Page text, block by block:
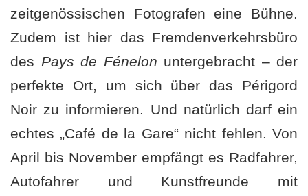
zeitgenössischen Fotografen eine Bühne.
Zudem ist hier das Fremdenverkehrsbüro
des Pays de Fénelon untergebracht – der
perfekte Ort, um sich über das Périgord
Noir zu informieren. Und natürlich darf ein
echtes „Café de la Gare“ nicht fehlen. Von
April bis November empfängt es Radfahrer,
Autofahrer und Kunstfreunde mit